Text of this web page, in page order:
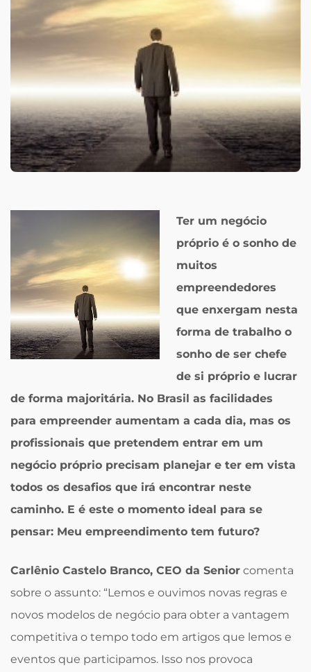
Ter um negócio
próprio é o sonho de
muitos
empreendedores
que enxergam nesta
forma de trabalho o
sonho de ser chefe
de si próprio e lucrar
de forma majoritária. No Brasil as facilidades
para empreender aumentam a cada dia, mas os
profissionais que pretendem entrar em um
negócio próprio precisam planejar e ter em vista
todos os desafios que irá encontrar neste
caminho. E é este o momento ideal para se
pensar: Meu empreendimento tem futuro?
Carlênio Castelo Branco, CEO da Senior comenta
sobre o assunto: “Lemos e ouvimos novas regras e
novos modelos de negócio para obter a vantagem
competitiva o tempo todo em artigos que lemos e
eventos que participamos. Isso nos provoca